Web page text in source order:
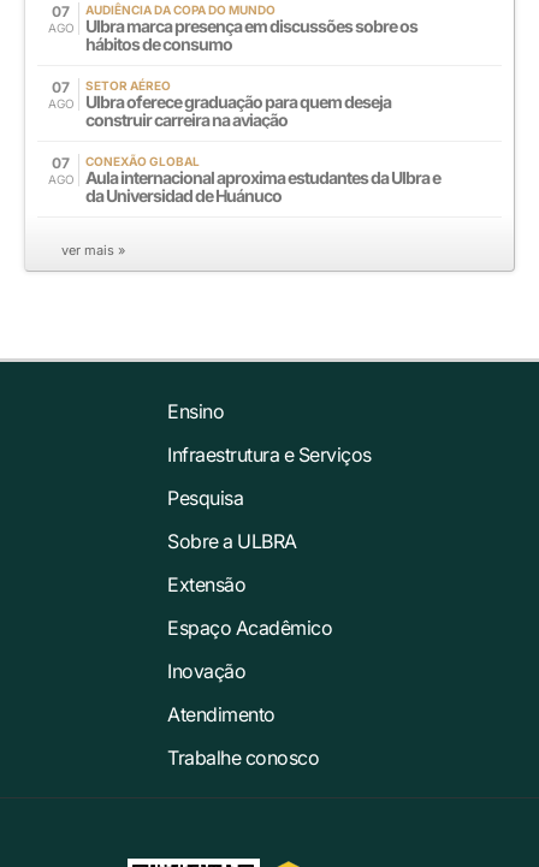
07
AGO
AUDIÊNCIA DA COPA DO MUNDO
Ulbra marca presença em discussões sobre os
hábitos de consumo
07
AGO
SETOR AÉREO
Ulbra oferece graduação para quem deseja
construir carreira na aviação
07
AGO
CONEXÃO GLOBAL
Aula internacional aproxima estudantes da Ulbra e
da Universidad de Huánuco
ver mais »
Ensino
Infraestrutura e Serviços
Pesquisa
Sobre a ULBRA
Extensão
Espaço Acadêmico
Inovação
Atendimento
Trabalhe conosco